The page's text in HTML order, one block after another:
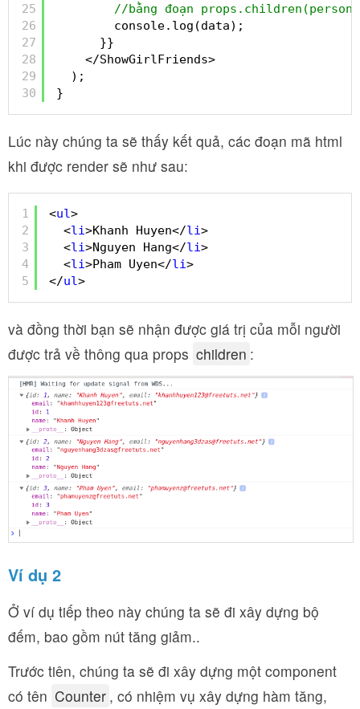
25
26
27
28
29
30
//bằng đoạn props.children(person)
console.log(data);
}}
</ShowGirlFriends>
);
}
Lúc này chúng ta sẽ thấy kết quả, các đoạn mã html
khi được render sẽ như sau:
1
2
3
4
5
<ul>
<li>Khanh Huyen</li>
<li>Nguyen Hang</li>
<li>Pham Uyen</li>
</ul>
và đồng thời bạn sẽ nhận được giá trị của mỗi người
được trả về thông qua props children :
Ví dụ 2
Ở ví dụ tiếp theo này chúng ta sẽ đi xây dựng bộ
đếm, bao gồm nút tăng giảm..
Trước tiên, chúng ta sẽ đi xây dựng một component
có tên Counter , có nhiệm vụ xây dựng hàm tăng,